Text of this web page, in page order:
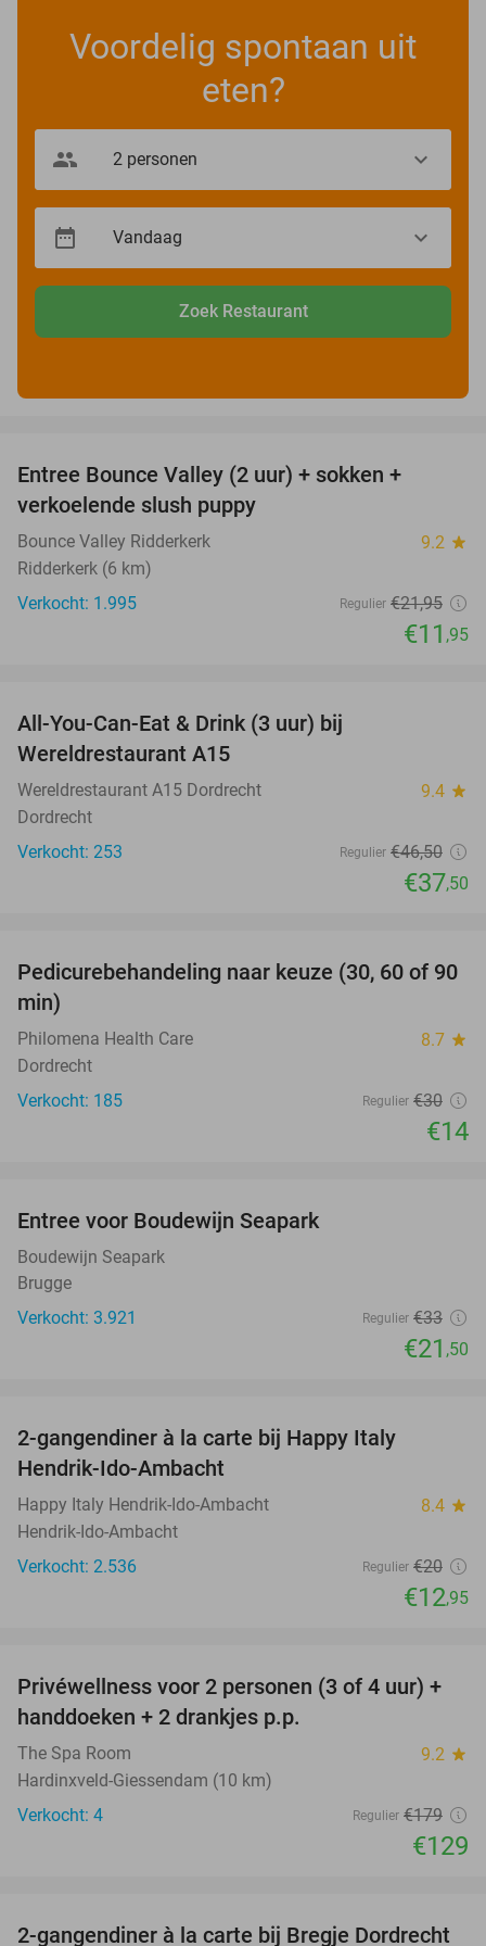
Voordelig spontaan uit
eten?
Zoek Restaurant
Entree Bounce Valley (2 uur) + sokken +
verkoelende slush puppy
Bounce Valley Ridderkerk 9.2 star
Ridderkerk (6 km)
Verkocht: 1.995
Regulier €21,95
€11 ,95
All-You-Can-Eat & Drink (3 uur) bij
Wereldrestaurant A15
Wereldrestaurant A15 Dordrecht 9.4 star
Dordrecht
Verkocht: 253
Regulier €46,50
€37,50
53%
Pedicurebehandeling naar keuze (30, 60 of 90
min)
Philomena Health Care 8.7 star
Dordrecht
Verkocht: 185
Regulier €30
€14
Entree voor Boudewijn Seapark
Boudewijn Seapark
Brugge
Verkocht: 3.921
Regulier €33
€21 ,50
2-gangendiner à la carte bij Happy Italy
Hendrik-Ido-Ambacht
Happy Italy Hendrik-Ido-Ambacht 8.4 star
Hendrik-Ido-Ambacht
Verkocht: 2.536
Regulier €20
€12,95
28%
Privéwellness voor 2 personen (3 of 4 uur) +
handdoeken + 2 drankjes p.p.
The Spa Room 9.2 star
Hardinxveld-Giessendam (10 km)
Verkocht: 4
Regulier €179
€129
2-gangendiner à la carte bij Bregje Dordrecht